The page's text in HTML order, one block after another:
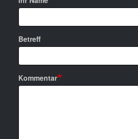
Betreff
Kommentar